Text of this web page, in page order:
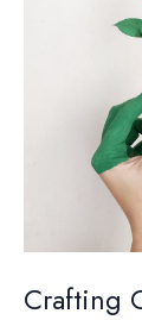
Crafting